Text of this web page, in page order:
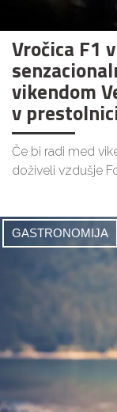
Vročica F1
vikendom
v
Če bi radi med
doživeli vzdušje
GASTRONOMIJA